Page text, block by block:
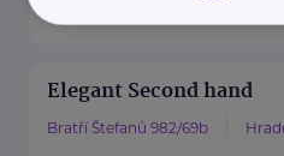
ustredi@zahradkari.cz
Elegant Second hand
Bratří Štefanů 982/69b